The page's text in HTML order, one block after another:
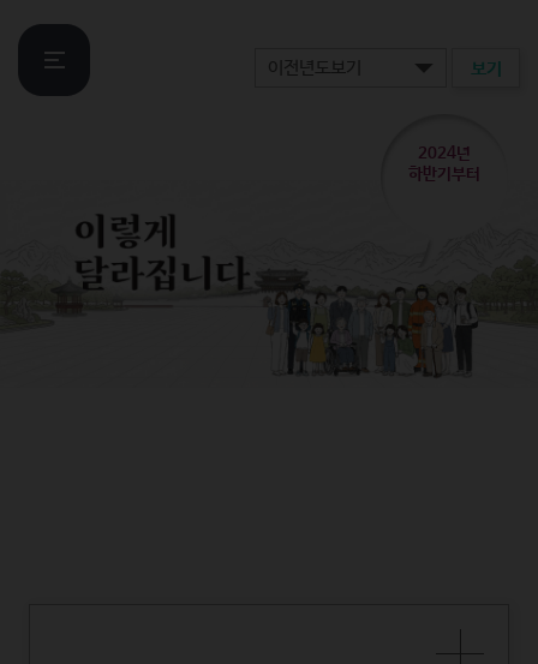
2024년
하반기부터
보기